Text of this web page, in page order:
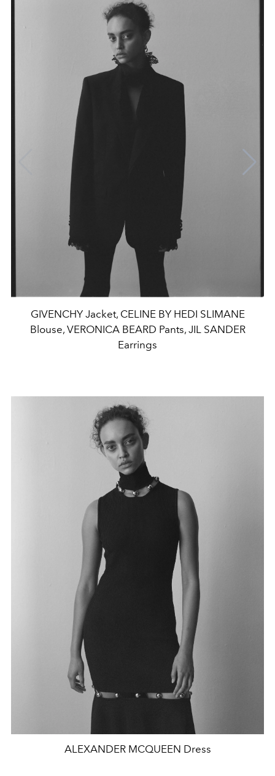
GIVENCHY Jacket, CELINE BY HEDI SLIMANE
Blouse, VERONICA BEARD Pants, JIL SANDER
Earrings
ALEXANDER MCQUEEN Dress